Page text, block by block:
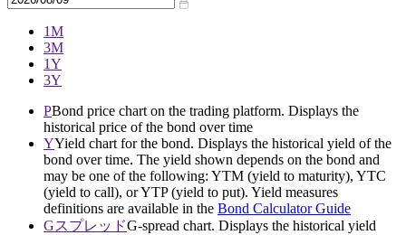
1M
3M
1Y
3Y
PBond price chart on the trading platform. Displays the
historical price of the bond over time
YYield chart for the bond. Displays the historical yield of the
bond over time. The yield shown depends on the bond and
may be one of the following: YTM (yield to maturity), YTC
(yield to call), or YTP (yield to put). Yield measures
definitions are available in the Bond Calculator Guide
GスプレッドG-spread chart. Displays the historical yield